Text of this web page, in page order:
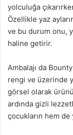
yolculuğa
Özellikle yaz
ve bu durum onu,
haline getirir.
Ambalajı da
rengi ve üzerinde
görsel olarak ürünü
ardında gizli
çocukların hem